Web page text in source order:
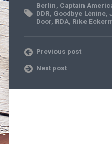
Berlin, Captain
DDR, Goodbye Lénine,
Door, RDA, Rike
Previous post
Next post